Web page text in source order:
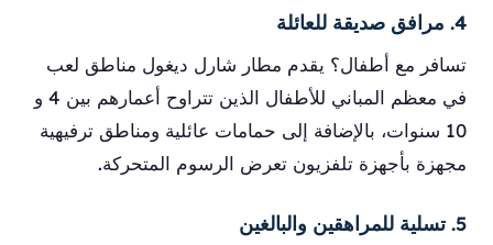
4. مرافق صديقة للعائلة
تسافر مع أطفال؟ يقدم مطار شارل ديغول مناطق لعب
في معظم المباني للأطفال الذين تتراوح أعمارهم بين 4 و
10 سنوات، بالإضافة إلى حمامات عائلية ومناطق ترفيهية
مجهزة بأجهزة تلفزيون تعرض الرسوم المتحركة.
5. تسلية للمراهقين والبالغين